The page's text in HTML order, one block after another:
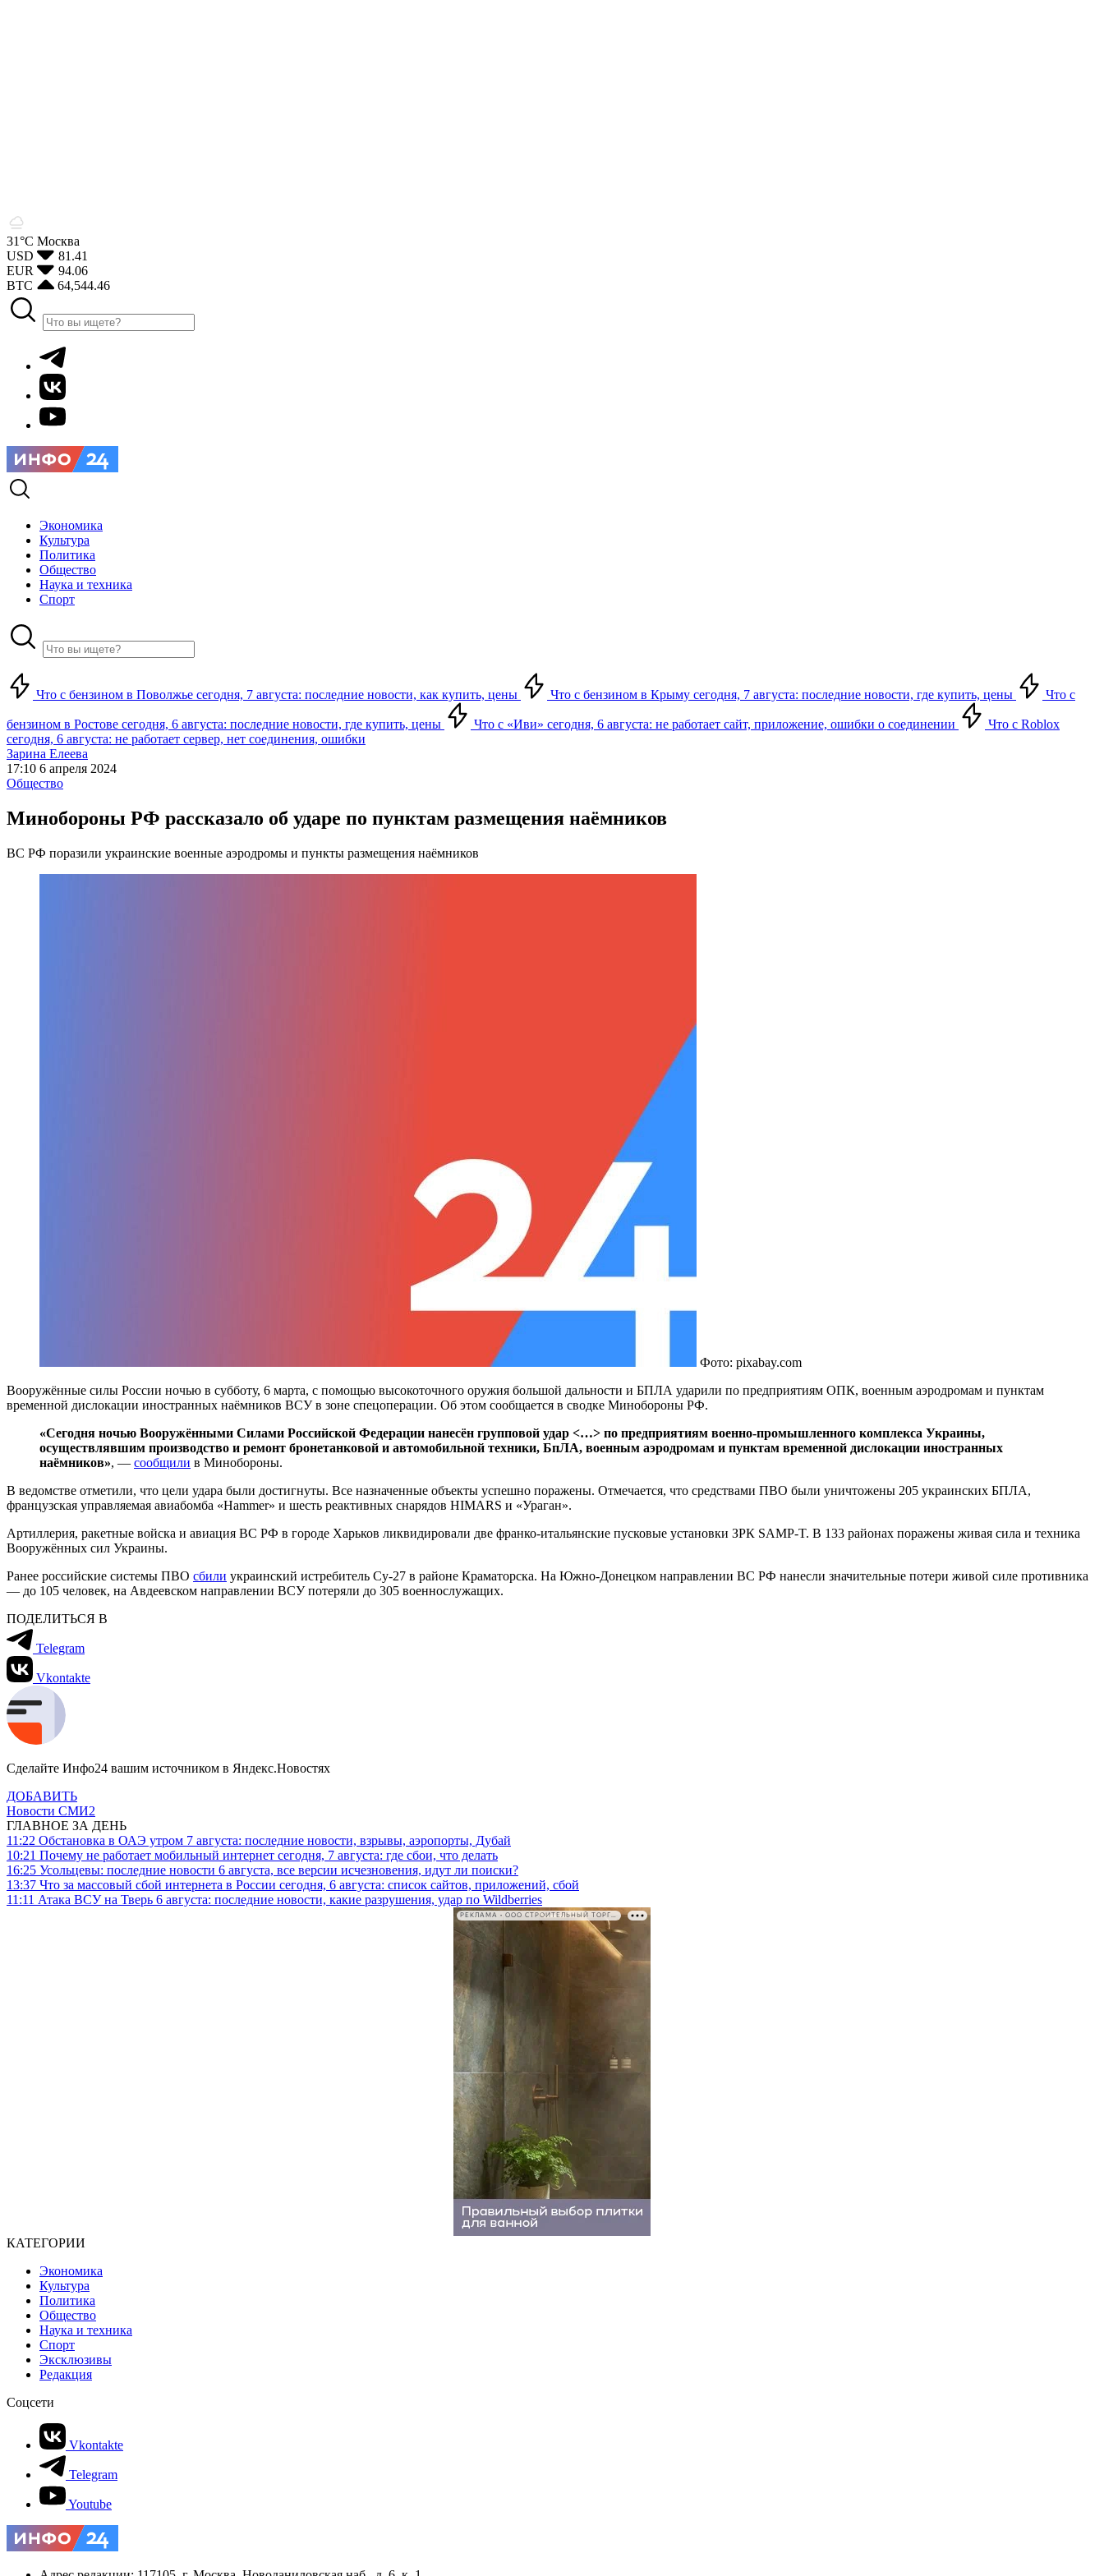
31°С Москва
USD
81.41
EUR
94.06
BTC
64,544.46
Экономика
Культура
Политика
Общество
Наука и техника
Спорт
Что с бензином в Поволжье сегодня, 7 августа: последние новости, как купить, цены Что с бензином в Крыму сегодня, 7 августа: последние новости, где купить, цены Что с
бензином в Ростове сегодня, 6 августа: последние новости, где купить, цены Что с «Иви» сегодня, 6 августа: не работает сайт, приложение, ошибки о соединении
Что с Roblox
сегодня, 6 августа: не работает сервер, нет соединения, ошибки
Зарина Елеева
17:10 6 апреля 2024
Общество
Минобороны РФ рассказало об ударе по пунктам размещения наёмников
ВС РФ поразили украинские военные аэродромы и пункты размещения наёмников
Фото: pixabay.com
Вооружённые силы России ночью в субботу, 6 марта, с помощью высокоточного оружия большой дальности и БПЛА ударили по предприятиям ОПК, военным аэродромам и пунктам
временной дислокации иностранных наёмников ВСУ в зоне спецоперации. Об этом сообщается в сводке Минобороны РФ.
«Сегодня ночью Вооружёнными Силами Российской Федерации нанесён групповой удар <…> по предприятиям военно-промышленного комплекса Украины,
осуществлявшим производство и ремонт бронетанковой и автомобильной техники, БпЛА, военным аэродромам и пунктам временной дислокации иностранных
наёмников», — сообщили в Минобороны.
В ведомстве отметили, что цели удара были достигнуты. Все назначенные объекты успешно поражены. Отмечается, что средствами ПВО были уничтожены 205 украинских БПЛА,
французская управляемая авиабомба «Hammer» и шесть реактивных снарядов HIMARS и «Ураган».
Артиллерия, ракетные войска и авиация ВС РФ в городе Харьков ликвидировали две франко-итальянские пусковые установки ЗРК SAMP-T. В 133 районах поражены живая сила и техника
Вооружённых сил Украины.
Ранее российские системы ПВО сбили украинский истребитель Су-27 в районе Краматорска. На Южно-Донецком направлении ВС РФ нанесли значительные потери живой силе противника
— до 105 человек, на Авдеевском направлении ВСУ потеряли до 305 военнослужащих.
ПОДЕЛИТЬСЯ В
Telegram
Vkontakte
Сделайте Инфо24 вашим источником в Яндекс.Новостях
ДОБАВИТЬ
Новости СМИ2
ГЛАВНОЕ ЗА ДЕНЬ
11:22 Обстановка в ОАЭ утром 7 августа: последние новости, взрывы, аэропорты, Дубай
10:21 Почему не работает мобильный интернет сегодня, 7 августа: где сбои, что делать
16:25 Усольцевы: последние новости 6 августа, все версии исчезновения, идут ли поиски?
13:37 Что за массовый сбой интернета в России сегодня, 6 августа: список сайтов, приложений, сбой
11:11 Атака ВСУ на Тверь 6 августа: последние новости, какие разрушения, удар по Wildberries
РЕКЛАМА • ООО СТРОИТЕЛЬНЫЙ ТОРГОВЫЙ ДОМ «ПЕТРОВИЧ». ИНН: 7802348846
КАТЕГОРИИ
Экономика
Культура
Политика
Общество
Наука и техника
Спорт
Эксклюзивы
Редакция
Соцсети
Vkontakte
Telegram
Youtube